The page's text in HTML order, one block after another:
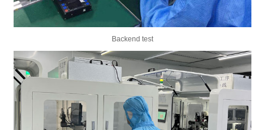
Backend test